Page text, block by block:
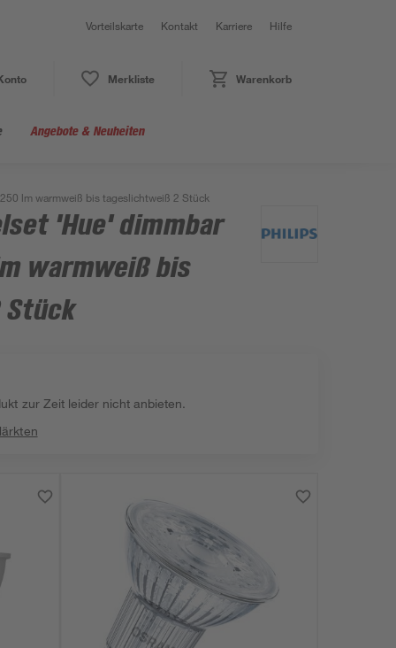
Vorteilskarte Kontakt Karriere Hilfe
Merkliste Warenkorb
Angebote & Neuheiten
lm warmweiß bis tageslichtweiß 2 Stück
'Hue' dimmbar
warmweiß bis
zur Zeit leider nicht anbieten.